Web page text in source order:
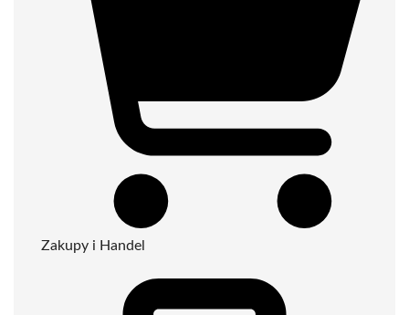
Zakupy i Handel